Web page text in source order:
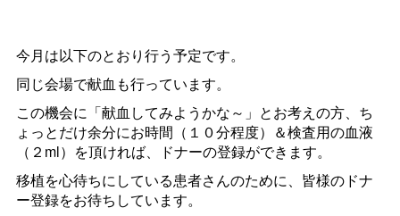
今月は以下のとおり行う予定です。
同じ会場で献血も行っています。
この機会に「献血してみようかな～」とお考えの方、ち
ょっとだけ余分にお時間（１０分程度）＆検査用の血液
（２ml）を頂ければ、ドナーの登録ができます。
移植を心待ちにしている患者さんのために、皆様のドナ
ー登録をお待ちしています。